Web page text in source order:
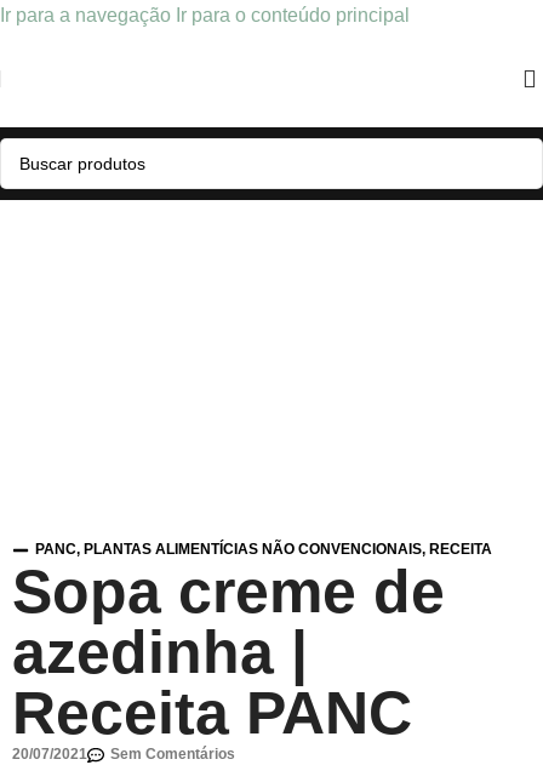
Ir para a navegação Ir para o conteúdo principal
PANC, PLANTAS ALIMENTÍCIAS NÃO CONVENCIONAIS, RECEITA
Sopa creme de
azedinha |
Receita PANC
20/07/2021 Sem Comentários